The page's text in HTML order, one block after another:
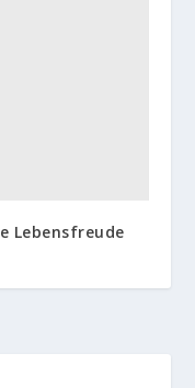
Lebensfreude